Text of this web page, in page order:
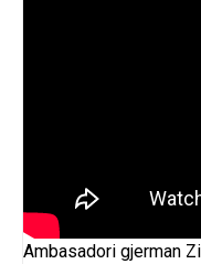
Ambasadori gjerman